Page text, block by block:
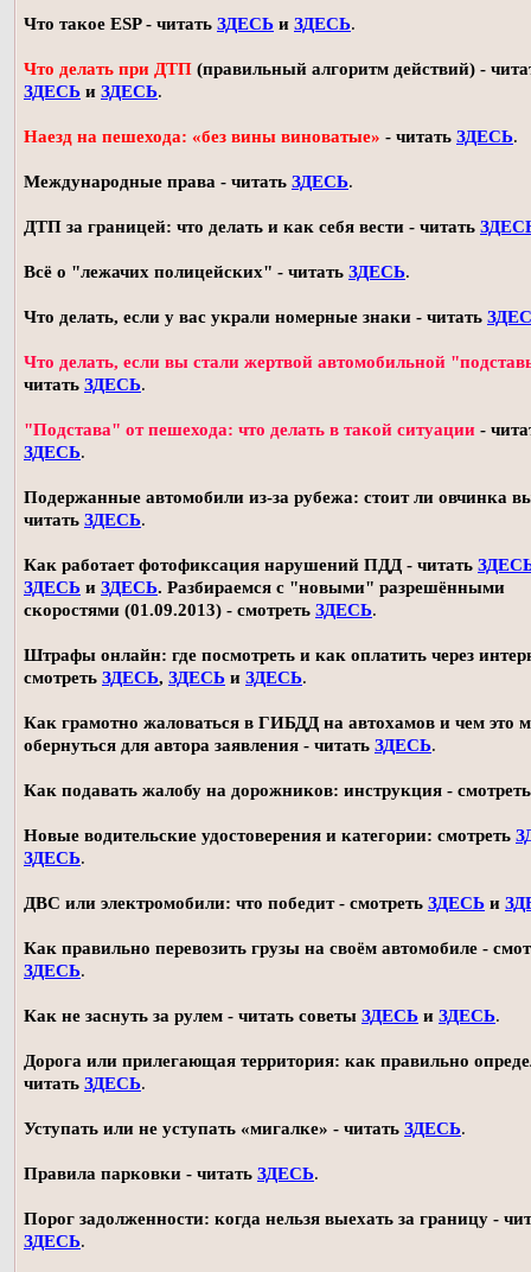
Что такое ESP - читать ЗДЕСЬ и ЗДЕСЬ.
Что делать при ДТП (правильный алгоритм действий) -
ЗДЕСЬ и ЗДЕСЬ.
Наезд на пешехода: «без вины виноватые» - читать ЗДЕСЬ.
Международные права - читать ЗДЕСЬ.
ДТП за границей: что делать и как себя вести - читать
Всё о "лежачих полицейских" - читать ЗДЕСЬ.
Что делать, если у вас украли номерные знаки - читать
Что делать, если вы стали жертвой автомобильной
читать ЗДЕСЬ.
"Подстава" от пешехода: что делать в такой ситуации -
ЗДЕСЬ.
Подержанные автомобили из-за рубежа: стоит ли овчинка
читать ЗДЕСЬ.
Как работает фотофиксация нарушений ПДД - читать
ЗДЕСЬ и ЗДЕСЬ. Разбираемся с "новыми" разрешёнными
скоростями (01.09.2013) - смотреть ЗДЕСЬ.
Штрафы онлайн: где посмотреть и как оплатить через
смотреть ЗДЕСЬ, ЗДЕСЬ и ЗДЕСЬ.
Как грамотно жаловаться в ГИБДД на автохамов и чем это
обернуться для автора заявления - читать ЗДЕСЬ.
Как подавать жалобу на дорожников: инструкция -
Новые водительские удостоверения и категории: смотреть
ЗДЕСЬ.
ДВС или электромобили: что победит - смотреть ЗДЕСЬ и
Как правильно перевозить грузы на своём автомобиле -
ЗДЕСЬ.
Как не заснуть за рулем - читать советы ЗДЕСЬ и ЗДЕСЬ.
Дорога или прилегающая территория: как правильно
читать ЗДЕСЬ.
Уступать или не уступать «мигалке» - читать ЗДЕСЬ.
Правила парковки - читать ЗДЕСЬ.
Порог задолженности: когда нельзя выехать за границу -
ЗДЕСЬ.